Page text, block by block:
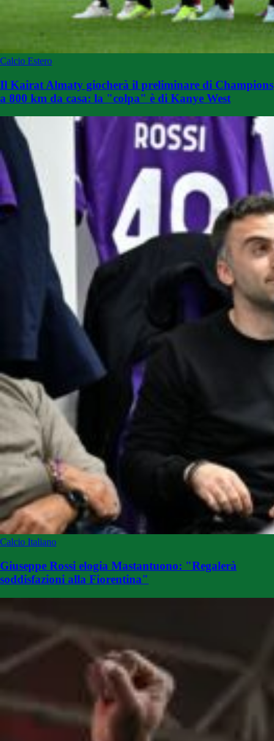
Calcio Estero
Il Kairat Almaty giocherà il preliminare di Champions
a 800 km da casa: la "colpa" è di Kanye West
Calcio Italiano
Giuseppe Rossi elogia Mastantuono: "Regalerà
soddisfazioni alla Fiorentina"